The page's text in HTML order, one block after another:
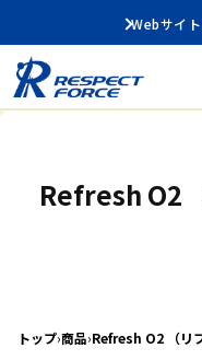
Webサイ
Refresh O2
トップ›商品›Refresh O2 （リ